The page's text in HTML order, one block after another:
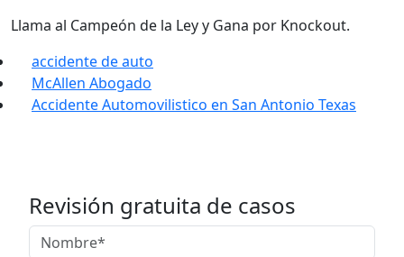
Llama al Campeón de la Ley y Gana por Knockout.
accidente de auto
McAllen Abogado
Accidente Automovilistico en San Antonio Texas
Revisión gratuita de casos